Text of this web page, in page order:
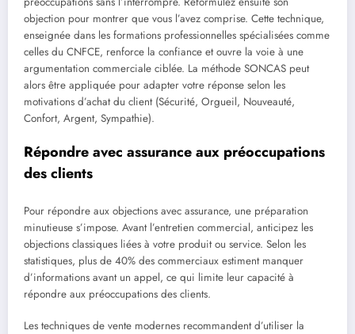
objection pour montrer que vous l’avez comprise. Cette technique,
enseignée dans les formations professionnelles spécialisées comme
celles du CNFCE, renforce la confiance et ouvre la voie à une
argumentation commerciale ciblée. La méthode SONCAS peut
alors être appliquée pour adapter votre réponse selon les
motivations d’achat du client (Sécurité, Orgueil, Nouveauté,
Confort, Argent, Sympathie).
Répondre avec assurance aux préoccupations
des clients
Pour répondre aux objections avec assurance, une préparation
minutieuse s’impose. Avant l’entretien commercial, anticipez les
objections classiques liées à votre produit ou service. Selon les
statistiques, plus de 40% des commerciaux estiment manquer
d’informations avant un appel, ce qui limite leur capacité à
répondre aux préoccupations des clients.
Les techniques de vente modernes recommandent d’utiliser la